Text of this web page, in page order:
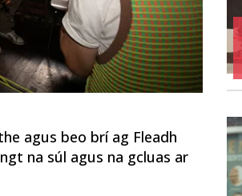
agus beo brí ag Fleadh
na súl agus na gcluas ar